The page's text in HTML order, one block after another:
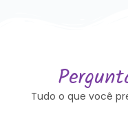
Tudo o que você